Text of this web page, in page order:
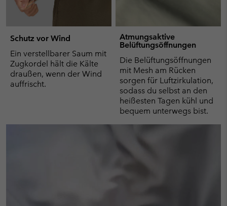
Schutz vor Wind
Ein verstellbarer Saum mit
Zugkordel hält die Kälte
draußen, wenn der Wind
auffrischt.
Atmungsaktive
Belüftungsöffnungen
Die Belüftungsöffnungen
mit Mesh am Rücken
sorgen für Luftzirkulation,
sodass du selbst an den
heißesten Tagen kühl und
bequem unterwegs bist.